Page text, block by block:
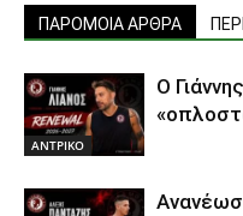
ΠΑΡΟΜΟΙΑ ΑΡΘΡΑ
ΑΝTΡΙΚΟ
Ο